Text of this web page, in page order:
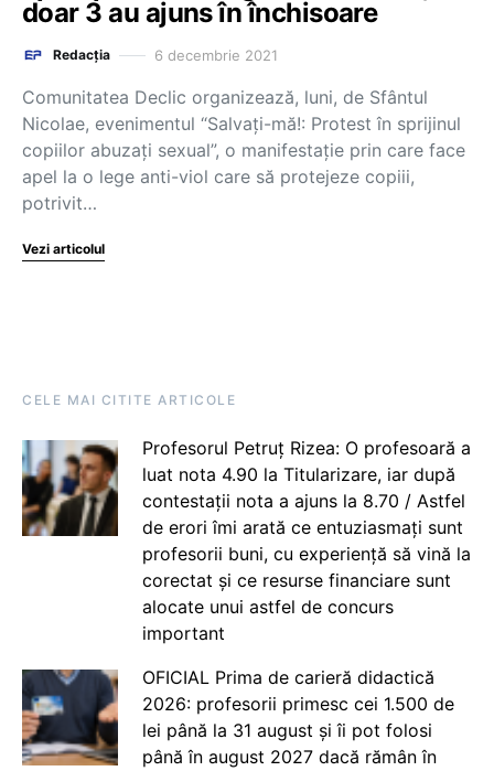
doar 3 au ajuns în închisoare
Redacția 6 decembrie 2021
Comunitatea Declic organizează, luni, de Sfântul
Nicolae, evenimentul “Salvați-mă!: Protest în sprijinul
copiilor abuzați sexual”, o manifestație prin care face
apel la o lege anti-viol care să protejeze copiii,
potrivit…
Vezi articolul
CELE MAI CITITE ARTICOLE
Profesorul Petruț Rizea: O profesoară a
luat nota 4.90 la Titularizare, iar după
contestații nota a ajuns la 8.70 / Astfel
de erori îmi arată ce entuziasmați sunt
profesorii buni, cu experiență să vină la
corectat și ce resurse financiare sunt
alocate unui astfel de concurs
important
OFICIAL Prima de carieră didactică
2026: profesorii primesc cei 1.500 de
lei până la 31 august și îi pot folosi
până în august 2027 dacă rămân în